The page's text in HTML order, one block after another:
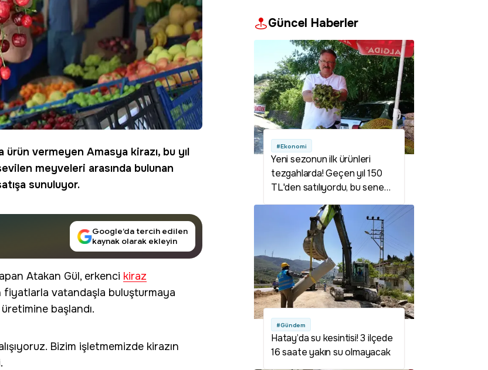
vermeyen Amasya kirazı, bu yıl
meyveleri arasında bulunan
sunuluyor.
Google’da tercih edilen
kaynak olarak ekleyin
Atakan Gül, erkenci kiraz
fiyatlarla vatandaşla buluşturmaya
üretimine başlandı.
Bizim işletmemizde kirazın
Güncel Haberler
#Ekonomi
Yeni sezonun ilk ürünleri
tezgahlarda! Geçen yıl 150
TL'den satılıyordu, bu sene
#Gündem
Hatay’da su kesintisi! 3 ilçede
16 saate yakın su olmayacak